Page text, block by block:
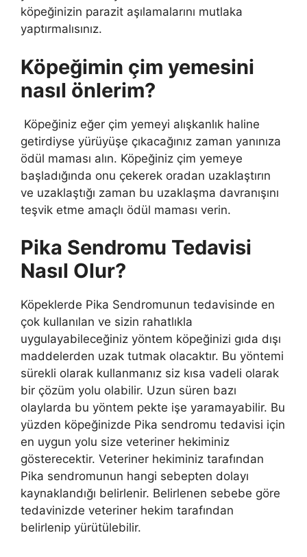
köpeğinizin parazit aşılamalarını mutlaka
yaptırmalısınız.
Köpeğimin çim yemesini
nasıl önlerim?
Köpeğiniz eğer çim yemeyi alışkanlık haline
getirdiyse yürüyüşe çıkacağınız zaman yanınıza
ödül maması alın. Köpeğiniz çim yemeye
başladığında onu çekerek oradan uzaklaştırın
ve uzaklaştığı zaman bu uzaklaşma davranışını
teşvik etme amaçlı ödül maması verin.
Pika Sendromu Tedavisi
Nasıl Olur?
Köpeklerde Pika Sendromunun tedavisinde en
çok kullanılan ve sizin rahatlıkla
uygulayabileceğiniz yöntem köpeğinizi gıda dışı
maddelerden uzak tutmak olacaktır. Bu yöntemi
sürekli olarak kullanmanız siz kısa vadeli olarak
bir çözüm yolu olabilir. Uzun süren bazı
olaylarda bu yöntem pekte işe yaramayabilir. Bu
yüzden köpeğinizde Pika sendromu tedavisi için
en uygun yolu size veteriner hekiminiz
gösterecektir. Veteriner hekiminiz tarafından
Pika sendromunun hangi sebepten dolayı
kaynaklandığı belirlenir. Belirlenen sebebe göre
tedavinizde veteriner hekim tarafından
belirlenip yürütülebilir.